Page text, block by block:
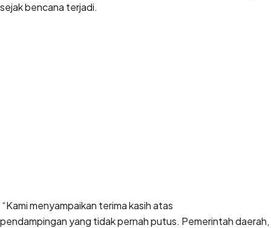
sejak bencana terjadi.
“Kami menyampaikan terima kasih atas
pendampingan yang tidak pernah putus. Pemerintah daerah,